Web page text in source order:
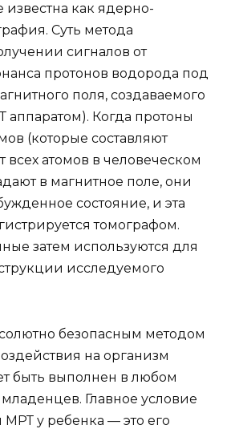
как ядерно-
Суть метода
сигналов от
протонов водорода под
поля, создаваемого
аппаратом). Когда протоны
(которые составляют
всех атомов в человеческом
в магнитное поле, они
состояние, и эта
томографом.
затем используются для
исследуемого
безопасным методом
на организм
быть выполнен в любом
младенцев. Главное условие
у ребенка — это его